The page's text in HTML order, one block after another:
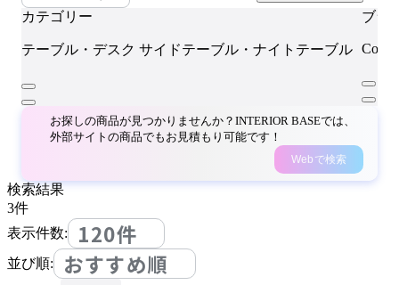
カテゴリー
テーブル・デスク サイドテーブル・ナイトテーブル
ブラ
お探しの商品が見つかりませんか？INTERIOR BASEでは、
外部サイトの商品でもお見積もり可能です！
Webで検索
検索結果
3件
表示件数:
120件
並び順: おすすめ順